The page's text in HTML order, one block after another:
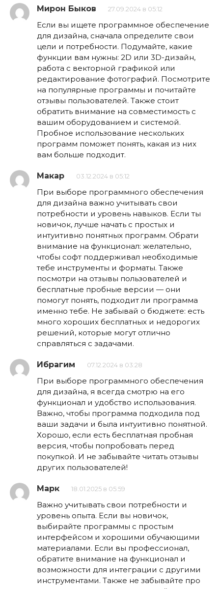
Мирон Быков 27.09.2024 в 05:12
Если вы ищете программное обеспечение
для дизайна, сначала определите свои
цели и потребности. Подумайте, какие
функции вам нужны: 2D или 3D-дизайн,
работа с векторной графикой или
редактирование фотографий. Посмотрите
на популярные программы и почитайте
отзывы пользователей. Также стоит
обратить внимание на совместимость с
вашим оборудованием и системой.
Пробное использование нескольких
программ поможет понять, какая из них
вам больше подходит.
Макар 03.12.2024 в 05:12
При выборе программного обеспечения
для дизайна важно учитывать свои
потребности и уровень навыков. Если ты
новичок, лучше начать с простых и
интуитивно понятных программ. Обрати
внимание на функционал: желательно,
чтобы софт поддерживал необходимые
тебе инструменты и форматы. Также
посмотри на отзывы пользователей и
бесплатные пробные версии — они
помогут понять, подходит ли программа
именно тебе. Не забывай о бюджете: есть
много хороших бесплатных и недорогих
решений, которые могут отлично
справляться с задачами.
Ибрагим 07.12.2024 в 03:28
При выборе программного обеспечения
для дизайна, я всегда смотрю на его
функционал и удобство использования.
Важно, чтобы программа подходила под
ваши задачи и была интуитивно понятной.
Хорошо, если есть бесплатная пробная
версия, чтобы попробовать перед
покупкой. И не забывайте читать отзывы
других пользователей!
Марк 18.01.2025 в 05:59
Важно учитывать свои потребности и
уровень опыта. Если вы новичок,
выбирайте программы с простым
интерфейсом и хорошими обучающими
материалами. Если вы профессионал,
обратите внимание на функционал и
возможности для интеграции с другими
инструментами. Также не забывайте про